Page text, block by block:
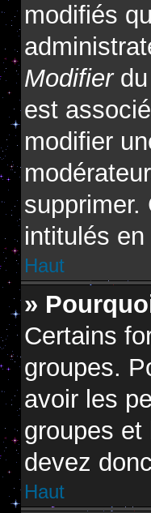
modifiés
Modifierdu
est
modifier
supprimer.
intitulés
Haut
»
Certains
groupes.
avoir les
groupes
devez
Haut